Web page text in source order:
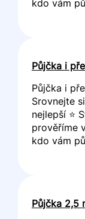
kdo vám
Půjčka i
Půjčka i
Srovnejte
nejlepší ⭐
prověříme
kdo vám
Půjčka 2,5